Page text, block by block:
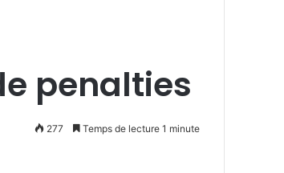
penalties
277 Temps de lecture 1 minute